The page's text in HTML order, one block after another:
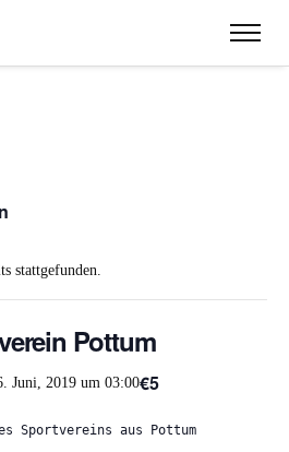
stattgefunden.
Pottum
Juni, 2019 um 03:00€5
Sportvereins aus Pottum